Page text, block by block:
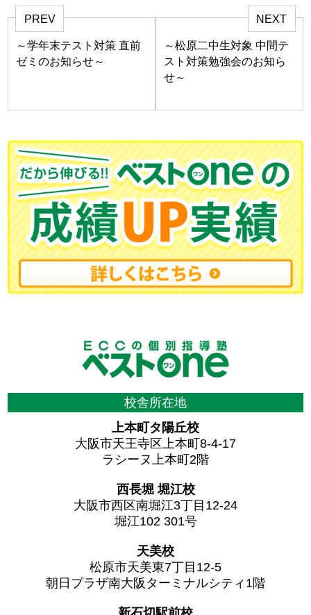
PREV
～学年末テスト対策 直前
ゼミのお知らせ～
NEXT
～松原二中生対象 中間テ
スト対策勉強会のお知ら
せ～
校舎所在地
上本町タ陽丘校
大阪市天王寺区上本町8-4-17
ラシーヌ上本町2階
西長堀 堀江校
大阪市西区南堀江3丁目12-24
堀江102 301号
天美校
松原市天美東7丁目12-5
朝日プラザ南大阪ターミナルシティ1階